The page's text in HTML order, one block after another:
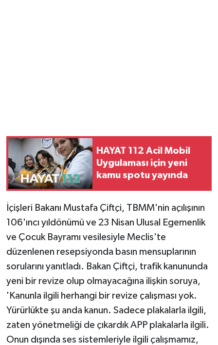
HAYAT 112 Acil Mobil
Uygulaması için yeni
kamu spotu yayında
İçişleri Bakanı Mustafa Çiftçi, TBMM'nin açılışının
106'ıncı yıldönümü ve 23 Nisan Ulusal Egemenlik
ve Çocuk Bayramı vesilesiyle Meclis'te
düzenlenen resepsiyonda basın mensuplarının
sorularını yanıtladı. Bakan Çiftçi, trafik kanununda
yeni bir revize olup olmayacağına ilişkin soruya,
'Kanunla ilgili herhangi bir revize çalışması yok.
Yürürlükte şu anda kanun. Sadece plakalarla ilgili,
zaten yönetmeliği de çıkardık APP plakalarla ilgili.
Onun dışında ses sistemleriyle ilgili çalışmamız,